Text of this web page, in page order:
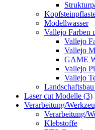
Modellwasser
Vallejo Farben
Vallejo
Vallejo
GAME
Vallejo
Vallejo
Laser cut Modelle (3)
Verarbeitung/
Verarbeitung/
Klebstoffe